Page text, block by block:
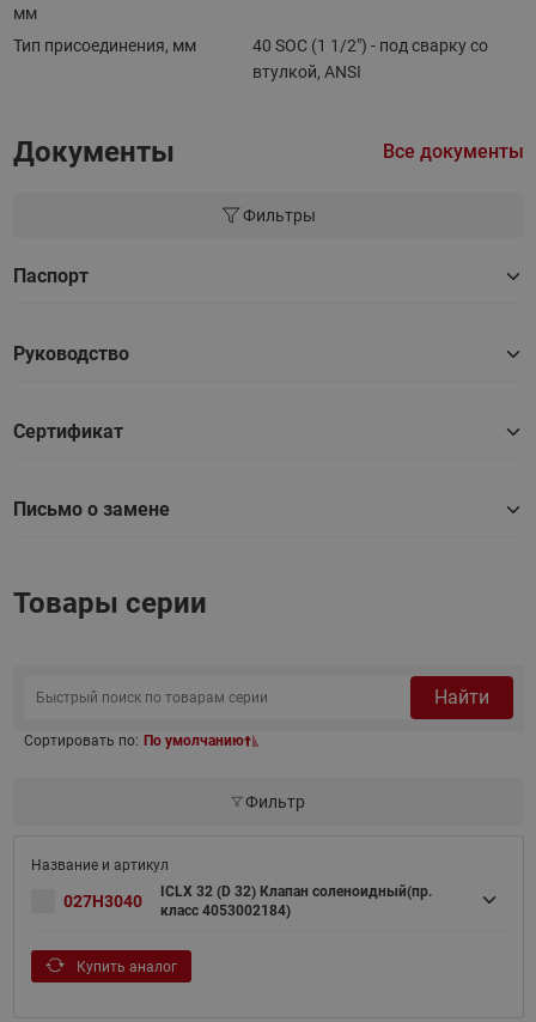
мм
Тип присоединения, мм
40 SOC (1 1/2") - под сварку со
втулкой, ANSI
Документы Все документы
Фильтры
Паспорт
Руководство
Сертификат
Письмо о замене
Товары серии
Найти
Сортировать по: По умолчанию
Фильтр
027H3040
ICLX 32 (D 32) Клапан соленоидный(пр.
класс 4053002184)
Купить аналог